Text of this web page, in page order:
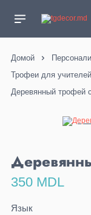
Домой
Трофеи для
Деревянный трофей
350 MDL
Язык